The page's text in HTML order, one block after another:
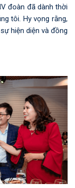
đoàn đã dành thời
tôi. Hy vọng rằng,
hiện diện và đồng